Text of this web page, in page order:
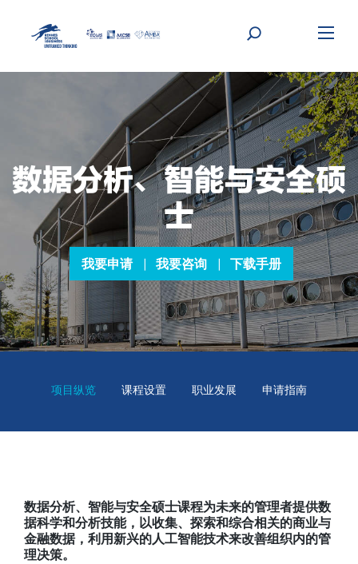
content
数据分析、智能与安全硕
士
我要申请 我要咨询 下载手册
项目纵览 课程设置 职业发展 申请指南
数据分析、智能与安全硕士课程为未来的管理者提供数
据科学和分析技能，以收集、探索和综合相关的商业与
金融数据，利用新兴的人工智能技术来改善组织内的管
理决策。